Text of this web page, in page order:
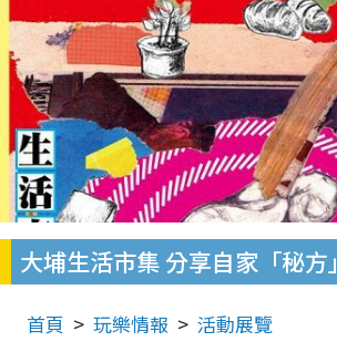
大埔生活市集 分享自家「秘方」
首頁 玩樂情報 活動展覽